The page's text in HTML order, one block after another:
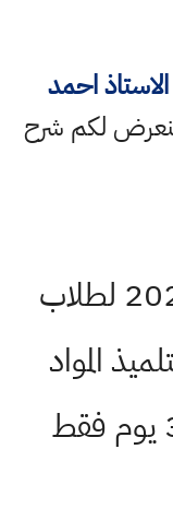
الاستاذ احمد
لكم شرح
جدول مراجعة طارئ 2021 لطلاب
المواد